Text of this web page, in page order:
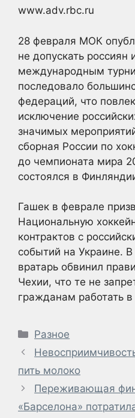
www.adv.rbc.ru
28 февраля МОК
не допускать россиян
международным
последовало
федераций, что
исключение
значимых
сборная России по
до чемпионата мира
состоялся в
Гашек в феврале
Национальную
контрактов с
событий на Украине.
вратарь обвинил
Чехии, что те не
гражданам работать в
Рубрики
Разное
пить молоко
Переживающая
«Барселона»